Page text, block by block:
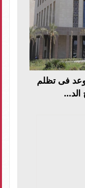
فى تظلم
الد...